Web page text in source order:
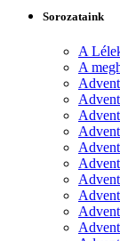
Sorozataink
A
A